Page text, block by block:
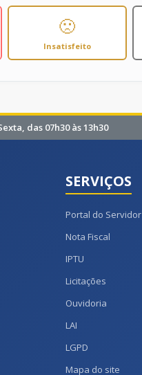
🙁
Insatisfeito
das 07h30 às 13h30
SERVIÇOS
Portal do Servidor
Nota Fiscal
IPTU
Licitações
Ouvidoria
LAI
LGPD
Mapa do site